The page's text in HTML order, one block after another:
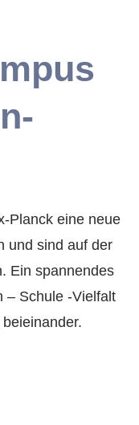
Planck eine neue
und sind auf der
Ein spannendes
– Schule -Vielfalt